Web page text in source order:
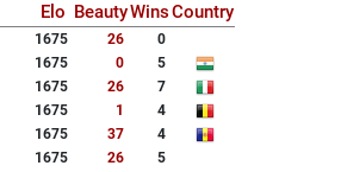
Elo BeautyWinsCountry
1675 26
0
1675 0
5
1675 26
7
1675 1
4
1675 37
4
1675 26
5